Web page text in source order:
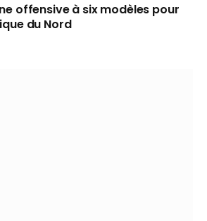
offensive à six modèles pour
du Nord